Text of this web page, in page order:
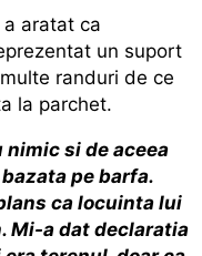
aratat ca
un suport
randuri de ce
la parchet.
nimic si de aceea
pe barfa.
ca locuinta lui
Mi-a dat declaratia